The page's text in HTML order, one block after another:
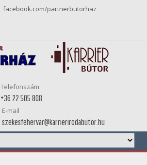
facebook.com/partnerbutorhaz
Telefonszám
+36 22 505 808
E-mail
szekesfehervar@karrierirodabutor.hu